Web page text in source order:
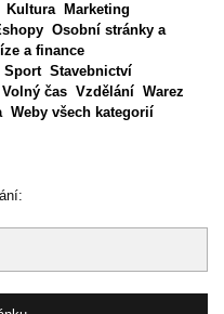
Kultura
Marketing
Osobní stránky a
a finance
Sport Stavebnictví
Volný čas Vzdělání Warez
Weby všech kategorií